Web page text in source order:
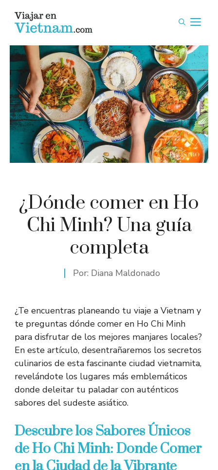
contenido
¿Dónde comer en Ho
Chi Minh? Una guía
completa
Por: Diana Maldonado
¿Te encuentras planeando tu viaje a Vietnam y
te preguntas dónde comer en Ho Chi Minh
para disfrutar de los mejores manjares locales?
En este artículo, desentrañaremos los secretos
culinarios de esta fascinante ciudad vietnamita,
revelándote los lugares más emblemáticos
donde deleitar tu paladar con auténticos
sabores del sudeste asiático.
Descubre los Sabores Únicos
de Ho Chi Minh: Donde Comer
en la Ciudad de la Vibrante